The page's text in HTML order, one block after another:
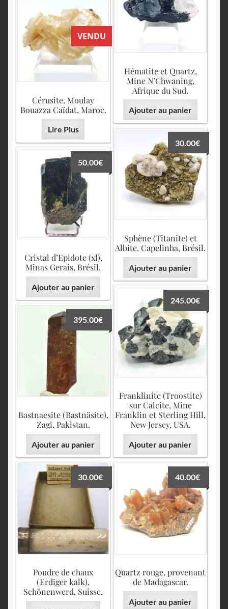
Hématite et Quartz,
Mine N’Chwaning,
Afrique du Sud.
Ajouter au panier
VENDU
Cérusite, Moulay
Bouazza Caïdat, Maroc.
Lire Plus
Sphène (Titanite) et
Albite, Capelinha, Brésil.
30.00€
Ajouter au panier
Cristal d’Epidote (xl),
Minas Gerais, Brésil.
50.00€
Ajouter au panier
Franklinite (Troostite)
sur Calcite, Mine
Franklin et Sterling Hill,
New Jersey, USA.
245.00€
Ajouter au panier
Bastnaesite (Bastnäsite),
Zagi, Pakistan.
395.00€
Ajouter au panier
Poudre de chaux
(Erdiger kalk),
Schönenwerd, Suisse.
30.00€
Quartz rouge, provenant
de Madagascar.
40.00€
Ajouter au panier